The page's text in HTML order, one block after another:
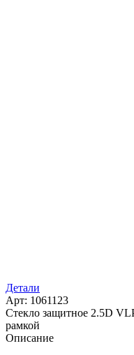
Детали
Арт: 1061123
Стекло защитное 2.5D
рамкой
Описание